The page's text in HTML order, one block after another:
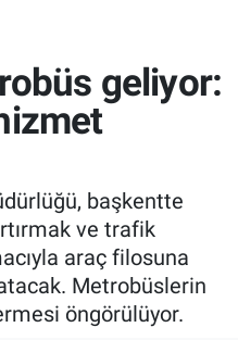
geliyor:
başkentte
ve trafik
araç filosuna
Metrobüslerin
öngörülüyor.
ve Fikstür